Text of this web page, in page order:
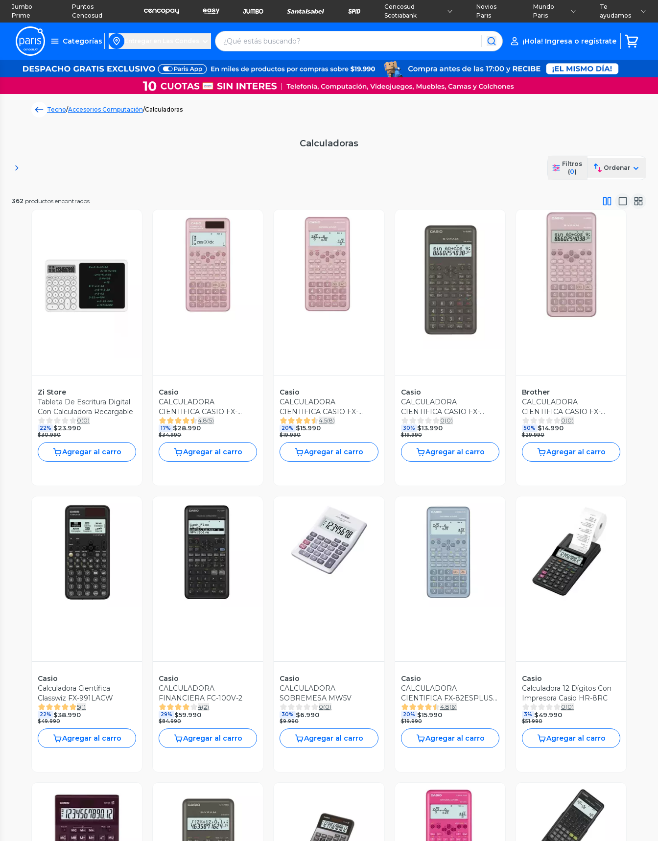
Jumbo
Prime
Puntos
Cencosud
Cencosud
Scotiabank
Novios
Paris
Mundo
Paris
Te
ayudamos
Categorías ¡Hola! Ingresa o regístrate
Tecno/Accesorios Computación/Calculadoras
Calculadoras
Filtros
(0)
Ordenar
362 productos encontrados
Vista Previa
Zi Store
Tableta De Escritura Digital
Con Calculadora Recargable
0(0)
22% $23.990
$30.990
Agregar al carro
Vista Previa
Casio
CALCULADORA
CIENTIFICA CASIO FX-
991ESPLUS2PKW
4.8(5)
17% $28.990
$34.990
Agregar al carro
Vista Previa
Casio
CALCULADORA
CIENTIFICA CASIO FX-
82ESPLUS-2-PKWDT
4.5(8)
20% $15.990
$19.990
Agregar al carro
Vista Previa
Casio
CALCULADORA
CIENTIFICA CASIO FX-
82MS 2 CASIO
0(0)
30% $13.990
$19.990
Agregar al carro
Vista Previa
Brother
CALCULADORA
CIENTIFICA CASIO FX-
82MS-2-PK-W-DTF
0(0)
50% $14.990
$29.990
Agregar al carro
Vista Previa
Casio
Calculadora Científica
Classwiz FX-991LACW
5(1)
22% $38.990
$49.990
Agregar al carro
Vista Previa
Casio
CALCULADORA
FINANCIERA FC-100V-2
4(2)
29% $59.990
$84.990
Agregar al carro
Vista Previa
Casio
CALCULADORA
SOBREMESA MW5V
0(0)
30% $6.990
$9.990
Agregar al carro
Vista Previa
Casio
CALCULADORA
CIENTIFICA FX-82ESPLUS-
2-BUWDT
4.8(6)
20% $15.990
$19.990
Agregar al carro
Vista Previa
Casio
Calculadora 12 Dígitos Con
Impresora Casio HR-8RC
0(0)
3% $49.990
$51.990
Agregar al carro
Vista Previa